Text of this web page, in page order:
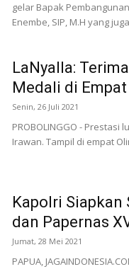
gelar Bapak
Enembe, SIP, M.H yang
LaNyalla:
Medali di
Senin, 26 Juli 2021
PROBOLINGGO -
Irawan. Tampil di empat
Kapolri Siapkan
dan Papernas
Jumat, 28 Mei 2021
PAPUA,